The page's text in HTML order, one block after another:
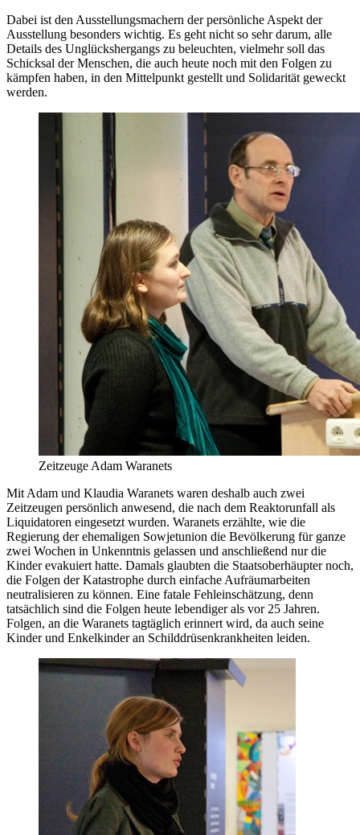
Dabei ist den Ausstellungsmachern der persönliche Aspekt der
Ausstellung besonders wichtig. Es geht nicht so sehr darum, alle
Details des Unglückshergangs zu beleuchten, vielmehr soll das
Schicksal der Menschen, die auch heute noch mit den Folgen zu
kämpfen haben, in den Mittelpunkt gestellt und Solidarität geweckt
werden.
Zeitzeuge Adam Waranets
Mit Adam und Klaudia Waranets waren deshalb auch zwei
Zeitzeugen persönlich anwesend, die nach dem Reaktorunfall als
Liquidatoren eingesetzt wurden. Waranets erzählte, wie die
Regierung der ehemaligen Sowjetunion die Bevölkerung für ganze
zwei Wochen in Unkenntnis gelassen und anschließend nur die
Kinder evakuiert hatte. Damals glaubten die Staatsoberhäupter noch,
die Folgen der Katastrophe durch einfache Aufräumarbeiten
neutralisieren zu können. Eine fatale Fehleinschätzung, denn
tatsächlich sind die Folgen heute lebendiger als vor 25 Jahren.
Folgen, an die Waranets tagtäglich erinnert wird, da auch seine
Kinder und Enkelkinder an Schilddrüsenkrankheiten leiden.